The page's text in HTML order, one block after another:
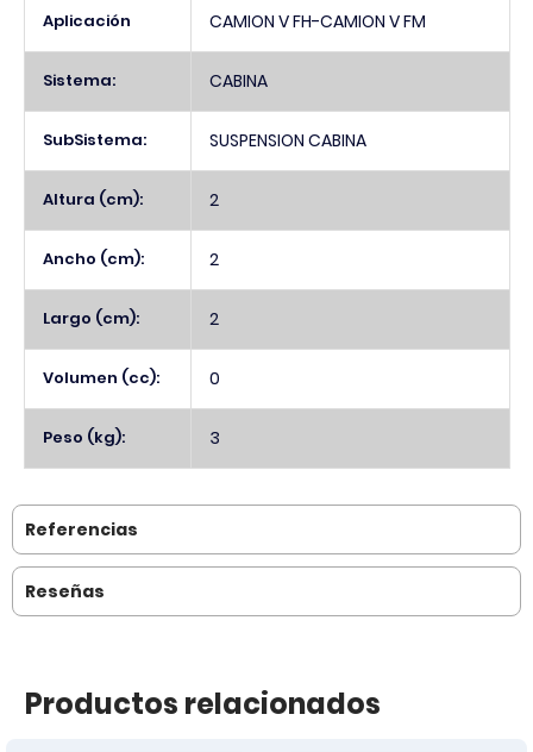
Aplicación CAMION V FH-CAMION V FM
Sistema: CABINA
SubSistema: SUSPENSION CABINA
Altura (cm): 2
Ancho (cm): 2
Largo (cm): 2
Volumen (cc): 0
Peso (kg): 3
Referencias
Reseñas
Productos relacionados